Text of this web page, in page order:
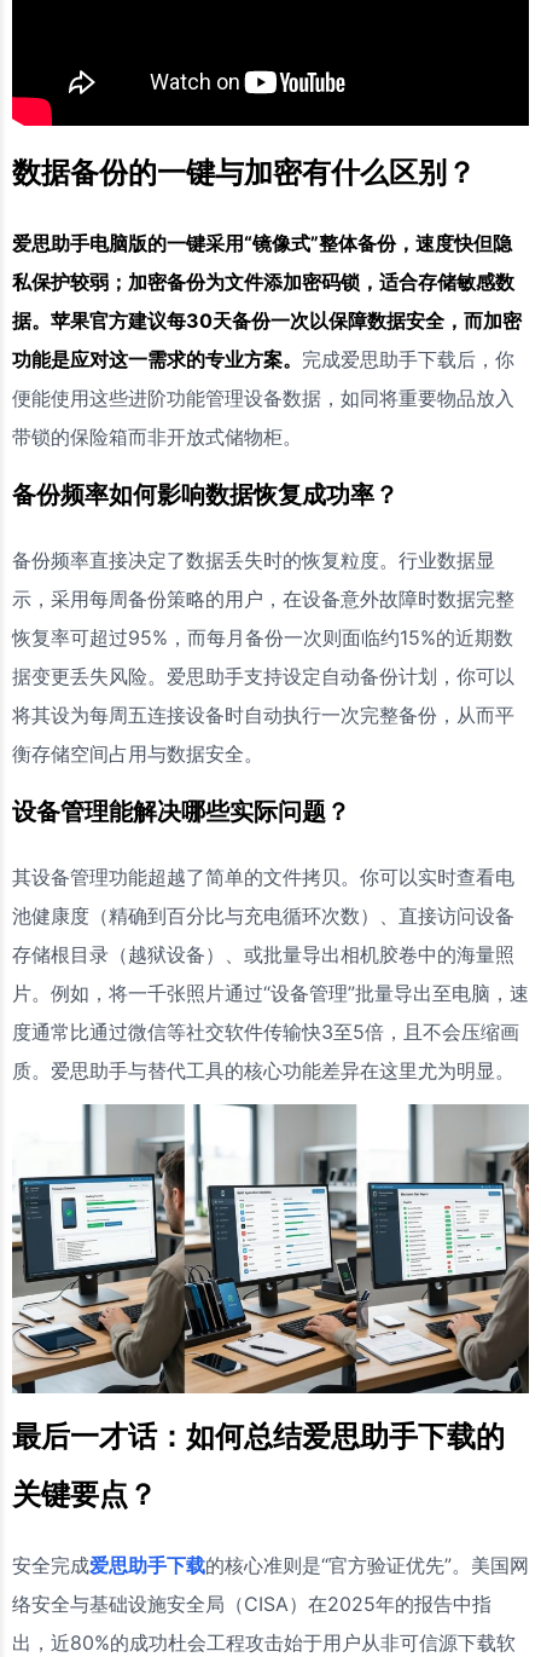
数据备份的一键与加密有什么区别？
爱思助手电脑版的一键采用“镜像式”整体备份，速度快但隐
私保护较弱；加密备份为文件添加密码锁，适合存储敏感数
据。苹果官方建议每30天备份一次以保障数据安全，而加密
功能是应对这一需求的专业方案。 完成爱思助手下载后，你
便能使用这些进阶功能管理设备数据，如同将重要物品放入
带锁的保险箱而非开放式储物柜。
备份频率如何影响数据恢复成功率？
备份频率直接决定了数据丢失时的恢复粒度。行业数据显
示，采用每周备份策略的用户，在设备意外故障时数据完整
恢复率可超过95%，而每月备份一次则面临约15%的近期数
据变更丢失风险。爱思助手支持设定自动备份计划，你可以
将其设为每周五连接设备时自动执行一次完整备份，从而平
衡存储空间占用与数据安全。
设备管理能解决哪些实际问题？
其设备管理功能超越了简单的文件拷贝。你可以实时查看电
池健康度（精确到百分比与充电循环次数）、直接访问设备
存储根目录（越狱设备）、或批量导出相机胶卷中的海量照
片。例如，将一千张照片通过“设备管理”批量导出至电脑，速
度通常比通过微信等社交软件传输快3至5倍，且不会压缩画
质。爱思助手与替代工具的核心功能差异在这里尤为明显。
最后一才话：如何总结爱思助手下载的
关键要点？
安全完成爱思助手下载的核心准则是“官方验证优先”。美国网
络安全与基础设施安全局（CISA）在2025年的报告中指
出，近80%的成功杜会工程攻击始于用户从非可信源下载软